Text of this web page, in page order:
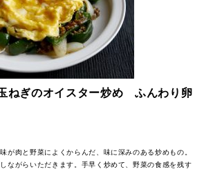
ねぎのオイスター炒め ふんわり卵
が肉と野菜によくからんだ、味に深みのある炒めもの。
ながらいただきます。手早く炒めて、野菜の食感を残す